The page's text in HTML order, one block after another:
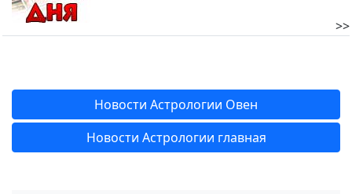
>>
Новости Астрологии Овен
Новости Астрологии главная